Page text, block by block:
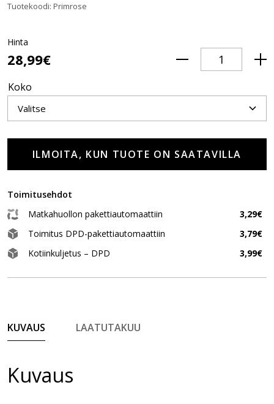
Tuotekoodi: Primrose
Hinta
28,99€
Koko
ILMOITA, KUN TUOTE ON SAATAVILLA
Toimitusehdot
Matkahuollon pakettiautomaattiin
3,29€
Toimitus DPD-pakettiautomaattiin
3,79€
Kotiinkuljetus – DPD
3,99€
KUVAUS LAATUTAKUU
Kuvaus